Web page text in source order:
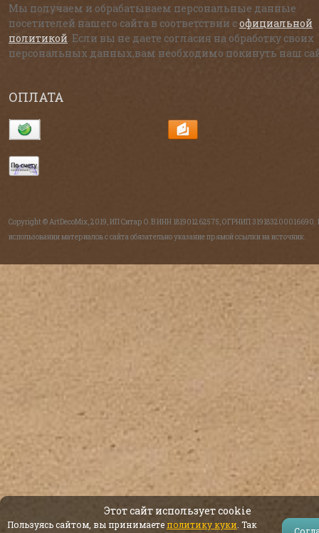
Мы получаем и обрабатываем персональные данные
посетителей нашего сайта в соответствии софициальной
политикой . Если вы не даете согласия на обработку своих
персональных данных,вам необходимо покинуть наш
ОПЛАТА
Copyright © ArtDecoMix, 2019, ИП Ситар О.В ИНН 181901262575, ОГРНИП 319183200016690.
использовании материалов с сайта обязательно указание прямой ссылки на источник.
Этот сайт использует cookie
Пользуясь сайтом, вы принимаете политику куки . Так